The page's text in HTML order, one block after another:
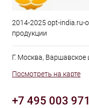
2014-2025 opt-india.ru-
продукции
Г. Москва, Варшавское
Посмотреть на карте
+7 495 003